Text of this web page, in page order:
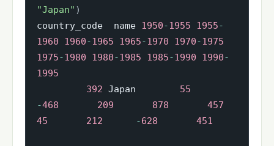
"Japan" )
country_code  name 1950-1955 1955-
1960
1960-1965 1965-1970 1970-1975
1975-1980 1980-1985 1985-1990 1990-
1995
392 Japan 55
-468 209 878
457
45
212 -628 451